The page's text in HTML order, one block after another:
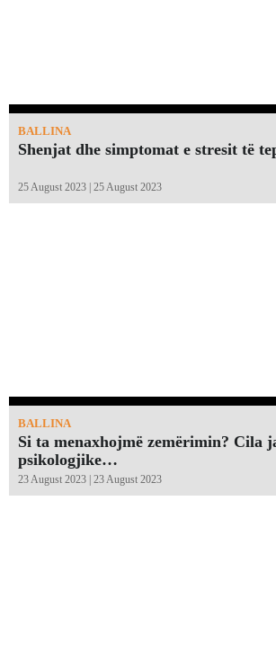
BALLINA
Shenjat dhe simptomat e stresit të
25 August 2023 | 25 August 2023
BALLINA
Si ta menaxhojmë zemërimin? Cila
psikologjike…
23 August 2023 | 23 August 2023